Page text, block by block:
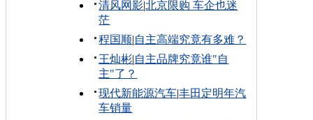
清风网影|北京限购 车企也迷
茫
程国顺|自主高端究竟有多难？
王灿彬|自主品牌究竟谁"自
主"了？
现代新能源汽车|丰田定明年汽
车销量